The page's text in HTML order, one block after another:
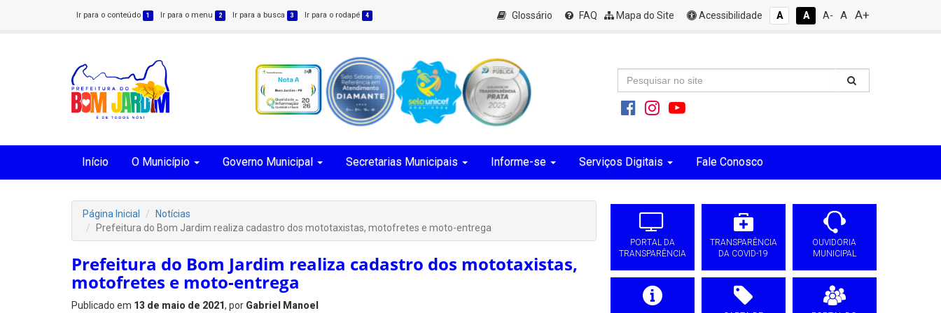
Ir para o conteúdo 1 Ir para o menu 2 Ir para a busca 3 Ir para o rodapé 4 Glossário FAQ Mapa do Site Acessibilidade A A A- A A+
Início O Município Governo Municipal Secretarias Municipais Informe-se Serviços Digitais Fale Conosco
Página Inicial
Notícias
Prefeitura do Bom Jardim realiza cadastro dos mototaxistas, motofretes e moto-entrega
Prefeitura do Bom Jardim realiza cadastro dos mototaxistas,
motofretes e moto-entrega
Publicado em 13 de maio de 2021, por Gabriel Manoel
PORTAL DA
TRANSPARÊNCIA
TRANSPARÊNCIA
DA COVID-19
OUVIDORIA
MUNICIPAL